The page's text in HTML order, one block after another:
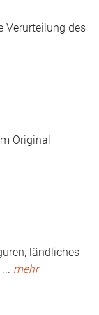
Verurteilung des
Original
ländliches
... mehr